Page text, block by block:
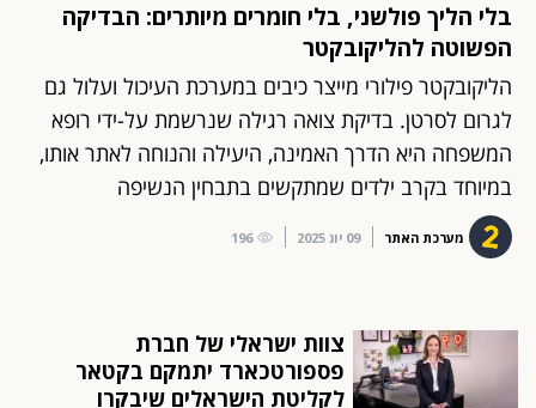
בלי הליך פולשני, בלי חומרים מיותרים: הבדיקה
הפשוטה להליקובקטר
הליקובקטר פילורי מייצר כיבים במערכת העיכול ועלול גם
לגרום לסרטן. בדיקת צואה רגילה שנרשמת על-ידי רופא
המשפחה היא הדרך האמינה, היעילה והנוחה לאתר אותו,
במיוחד בקרב ילדים שמתקשים בתבחין הנשיפה
מערכת האתר 09 יונ 2025 196
צוות ישראלי של חברת
פספורטכארד יתמקם בקטאר
לקליטת הישראלים שיבקרו